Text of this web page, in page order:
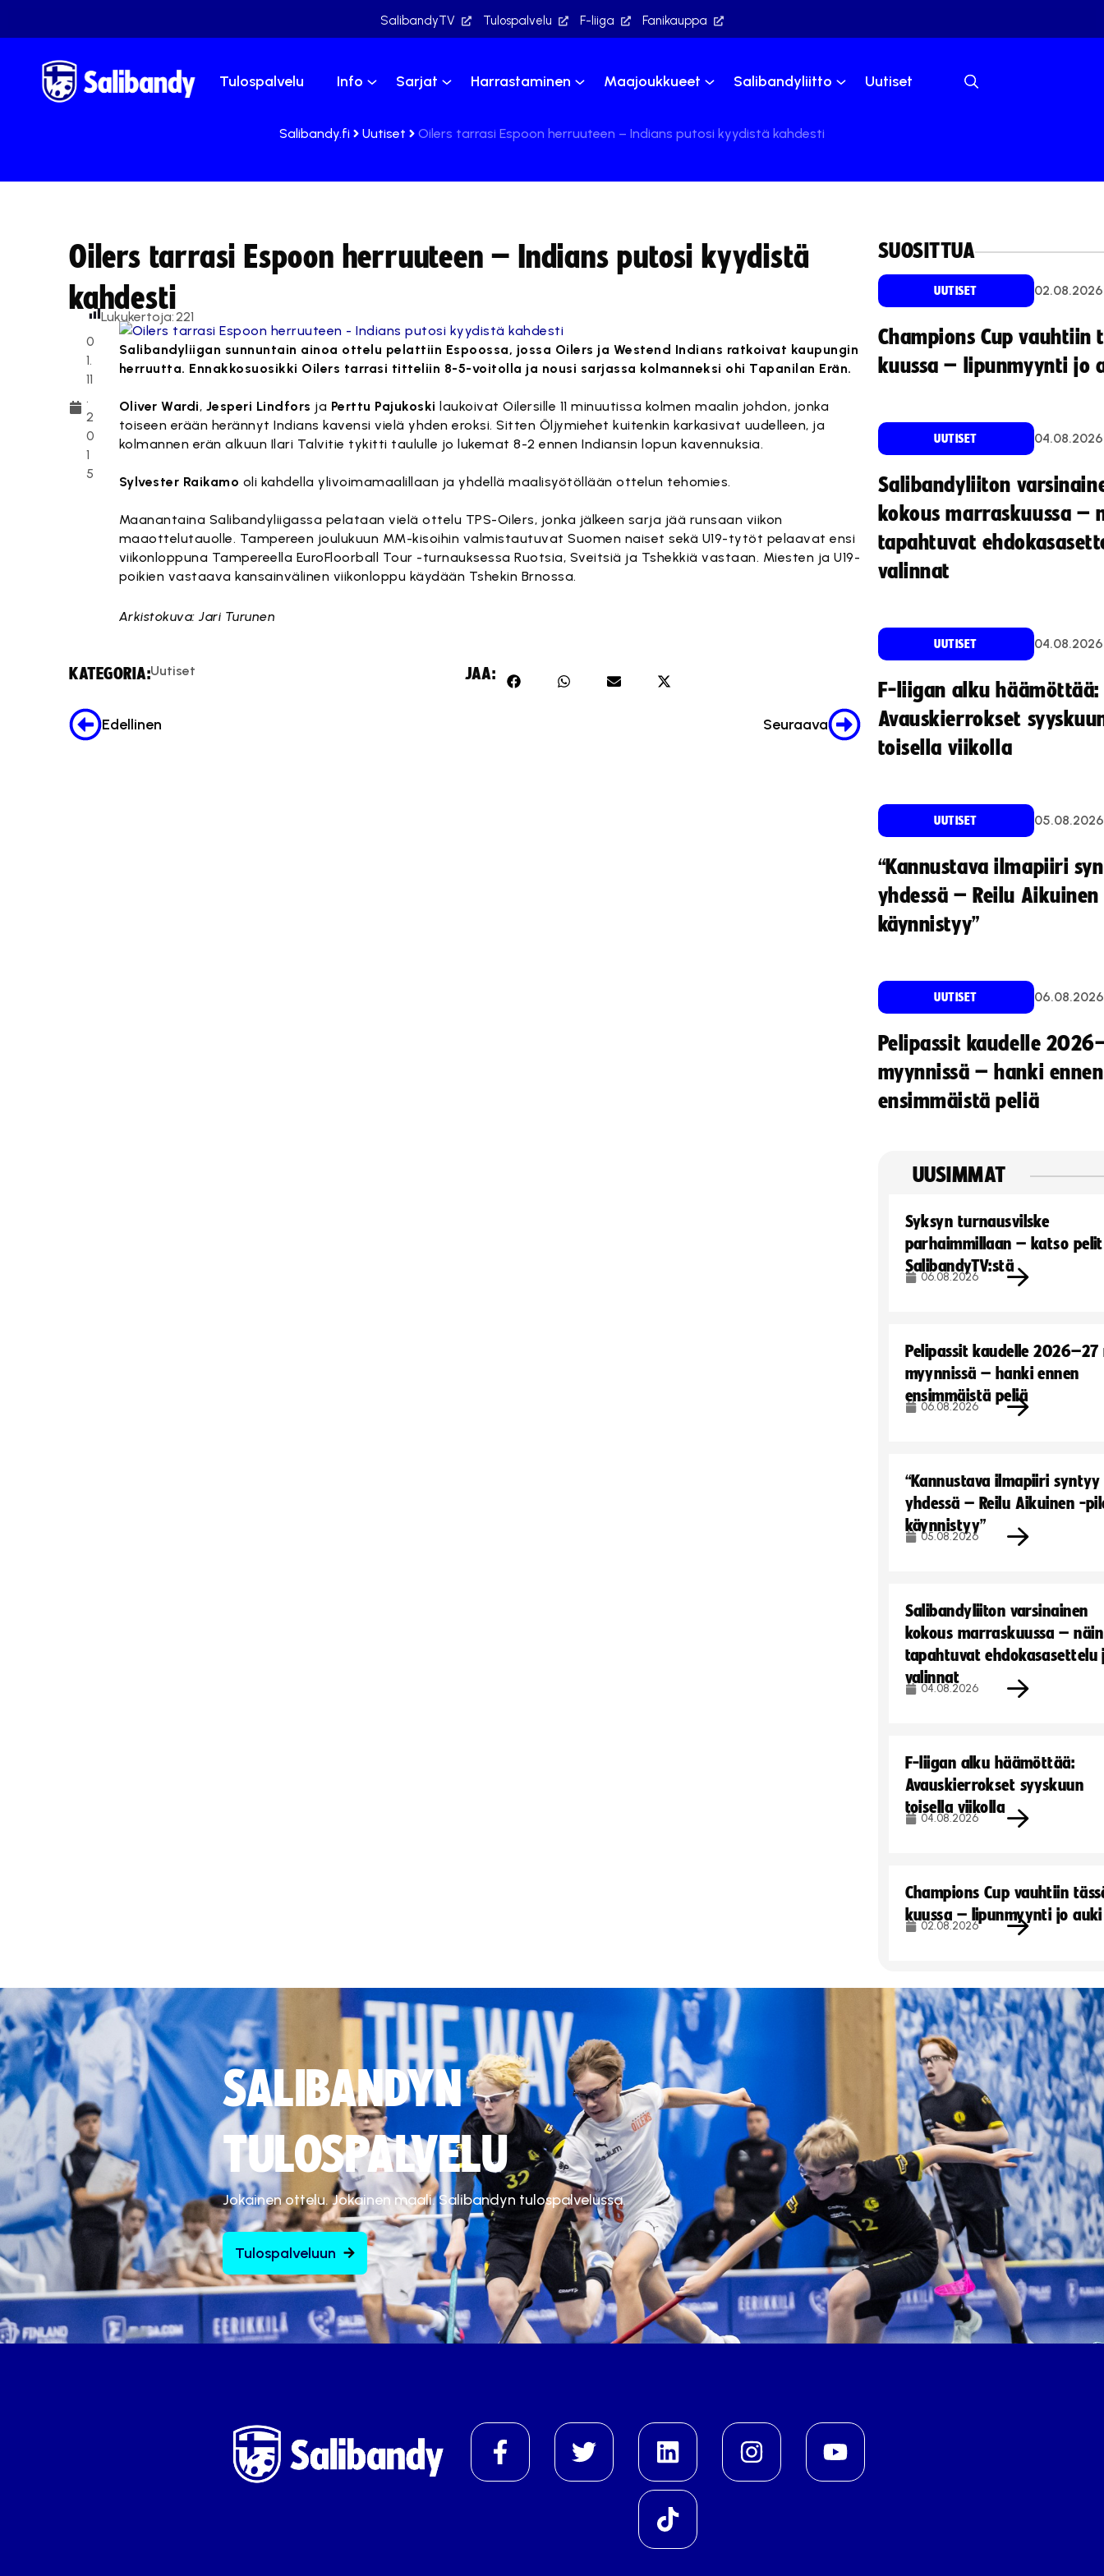
SalibandyTV Tulospalvelu F-liiga Fanikauppa
Tulospalvelu Info Sarjat Harrastaminen Maajoukkueet Salibandyliitto Uutiset
Salibandy.fi Uutiset Oilers tarrasi Espoon herruuteen – Indians putosi kyydistä kahdesti
Oilers tarrasi Espoon herruuteen – Indians putosi kyydistä
kahdesti
0
1.
11
.
2
0
1
5
Lukukertoja:221
Salibandyliigan sunnuntain ainoa ottelu pelattiin Espoossa, jossa Oilers ja Westend Indians ratkoivat kaupungin
herruutta. Ennakkosuosikki Oilers tarrasi titteliin 8-5-voitolla ja nousi sarjassa kolmanneksi ohi Tapanilan Erän.
Oliver Wardi, Jesperi Lindfors ja Perttu Pajukoski laukoivat Oilersille 11 minuutissa kolmen maalin johdon, jonka
toiseen erään herännyt Indians kavensi vielä yhden eroksi. Sitten Öljymiehet kuitenkin karkasivat uudelleen, ja
kolmannen erän alkuun Ilari Talvitie tykitti taululle jo lukemat 8-2 ennen Indiansin lopun kavennuksia.
Sylvester Raikamo oli kahdella ylivoimamaalillaan ja yhdellä maalisyötöllään ottelun tehomies.
Maanantaina Salibandyliigassa pelataan vielä ottelu TPS-Oilers, jonka jälkeen sarja jää runsaan viikon
maaottelutauolle. Tampereen joulukuun MM-kisoihin valmistautuvat Suomen naiset sekä U19-tytöt pelaavat ensi
viikonloppuna Tampereella EuroFloorball Tour -turnauksessa Ruotsia, Sveitsiä ja Tshekkiä vastaan. Miesten ja U19-
poikien vastaava kansainvälinen viikonloppu käydään Tshekin Brnossa.
Arkistokuva: Jari Turunen
KATEGORIA:Uutiset JAA:
Edellinen Seuraava
SUOSITTUA
UUTISET 02.08.2026
Champions Cup vauhtiin
kuussa – lipunmyynti jo
UUTISET 04.08.2026
Salibandyliiton
kokous marraskuussa –
tapahtuvat
valinnat
UUTISET 04.08.2026
F-liigan alku häämöttää:
Avauskierrokset
toisella viikolla
UUTISET 05.08.2026
“Kannustava ilmapiiri
yhdessä – Reilu
käynnistyy”
UUTISET 06.08.2026
Pelipassit kaudelle
myynnissä – hanki ennen
ensimmäistä peliä
UUSIMMAT
Syksyn turnausvilske
parhaimmillaan – katso pelit
SalibandyTV:stä
06.08.2026
Pelipassit kaudelle
myynnissä – hanki ennen
ensimmäistä peliä
06.08.2026
“Kannustava ilmapiiri syntyy
yhdessä – Reilu Aikuinen -
käynnistyy”
05.08.2026
Salibandyliiton varsinainen
kokous marraskuussa – näin
tapahtuvat ehdokasasettelu
valinnat
04.08.2026
F-liigan alku häämöttää:
Avauskierrokset syyskuun
toisella viikolla
04.08.2026
Champions Cup vauhtiin
kuussa – lipunmyynti jo auki
02.08.2026
SALIBANDYN
TULOSPALVELU
Jokainen ottelu. Jokainen maali. Salibandyn tulospalvelussa.
Tulospalveluun